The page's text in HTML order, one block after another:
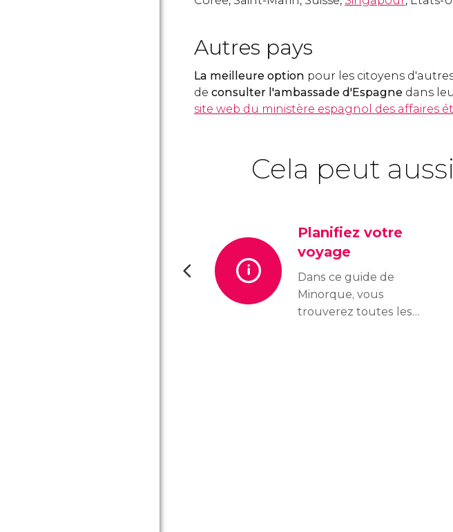
Autres pays
La meilleure option pour les citoyens
de consulter l'ambassade d'Espagne dans
site web du ministère espagnol des affaires
Cela peut
Planifiez votre
voyage
Dans ce guide de
Minorque, vous
trouverez toutes les